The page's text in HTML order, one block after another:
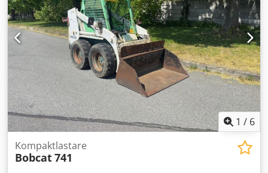
1 / 6
Kompaktlastare
Bobcat741